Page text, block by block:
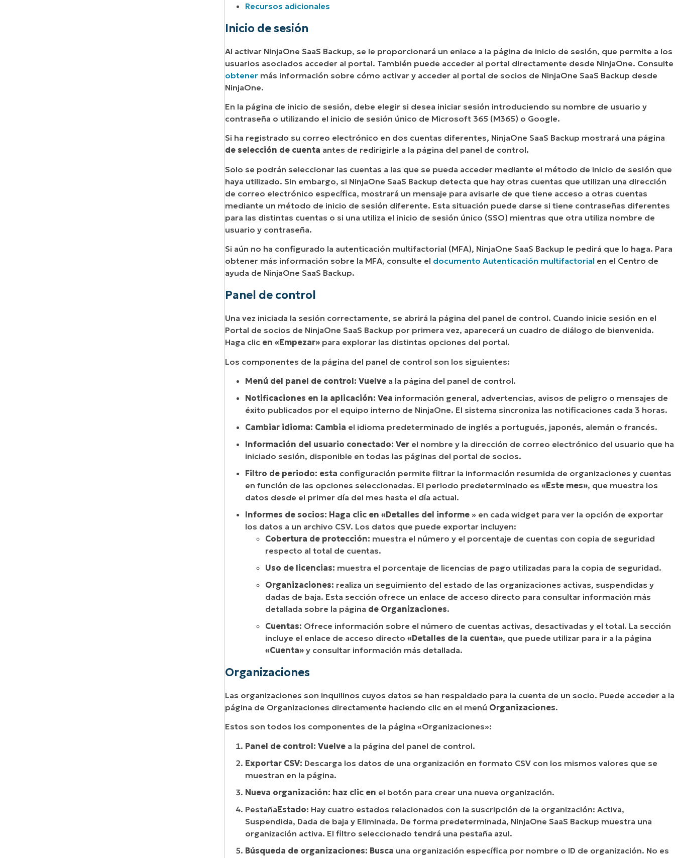
Recursos adicionales
Inicio de sesión
Al activar NinjaOne SaaS Backup, se le proporcionará un enlace a la página de inicio de sesión, que permite a los
usuarios asociados acceder al portal. También puede acceder al portal directamente desde NinjaOne. Consulte
obtener más información sobre cómo activar y acceder al portal de socios de NinjaOne SaaS Backup desde
NinjaOne.
En la página de inicio de sesión, debe elegir si desea iniciar sesión introduciendo su nombre de usuario y
contraseña o utilizando el inicio de sesión único de Microsoft 365 (M365) o Google.
Si ha registrado su correo electrónico en dos cuentas diferentes, NinjaOne SaaS Backup mostrará una página
de selección de cuenta antes de redirigirle a la página del panel de control.
Solo se podrán seleccionar las cuentas a las que se pueda acceder mediante el método de inicio de sesión que
haya utilizado. Sin embargo, si NinjaOne SaaS Backup detecta que hay otras cuentas que utilizan una dirección
de correo electrónico específica, mostrará un mensaje para avisarle de que tiene acceso a otras cuentas
mediante un método de inicio de sesión diferente. Esta situación puede darse si tiene contraseñas diferentes
para las distintas cuentas o si una utiliza el inicio de sesión único (SSO) mientras que otra utiliza nombre de
usuario y contraseña.
Si aún no ha configurado la autenticación multifactorial (MFA), NinjaOne SaaS Backup le pedirá que lo haga. Para
obtener más información sobre la MFA, consulte el documento Autenticación multifactorial en el Centro de
ayuda de NinjaOne SaaS Backup.
Panel de control
Una vez iniciada la sesión correctamente, se abrirá la página del panel de control. Cuando inicie sesión en el
Portal de socios de NinjaOne SaaS Backup por primera vez, aparecerá un cuadro de diálogo de bienvenida.
Haga clic en «Empezar» para explorar las distintas opciones del portal.
Los componentes de la página del panel de control son los siguientes:
Menú del panel de control: Vuelve a la página del panel de control.
Notificaciones en la aplicación: Vea información general, advertencias, avisos de peligro o mensajes de
éxito publicados por el equipo interno de NinjaOne. El sistema sincroniza las notificaciones cada 3 horas.
Cambiar idioma: Cambia el idioma predeterminado de inglés a portugués, japonés, alemán o francés.
Información del usuario conectado: Ver el nombre y la dirección de correo electrónico del usuario que ha
iniciado sesión, disponible en todas las páginas del portal de socios.
Filtro de periodo: esta configuración permite filtrar la información resumida de organizaciones y cuentas
en función de las opciones seleccionadas. El periodo predeterminado es «Este mes», que muestra los
datos desde el primer día del mes hasta el día actual.
Informes de socios: Haga clic en «Detalles del informe » en cada widget para ver la opción de exportar
los datos a un archivo CSV. Los datos que puede exportar incluyen:
Cobertura de protección: muestra el número y el porcentaje de cuentas con copia de seguridad
respecto al total de cuentas.
Uso de licencias: muestra el porcentaje de licencias de pago utilizadas para la copia de seguridad.
Organizaciones: realiza un seguimiento del estado de las organizaciones activas, suspendidas y
dadas de baja. Esta sección ofrece un enlace de acceso directo para consultar información más
detallada sobre la página de Organizaciones.
Cuentas: Ofrece información sobre el número de cuentas activas, desactivadas y el total. La sección
incluye el enlace de acceso directo «Detalles de la cuenta», que puede utilizar para ir a la página
«Cuenta» y consultar información más detallada.
Organizaciones
Las organizaciones son inquilinos cuyos datos se han respaldado para la cuenta de un socio. Puede acceder a la
página de Organizaciones directamente haciendo clic en el menú Organizaciones.
Estos son todos los componentes de la página «Organizaciones»:
Panel de control: Vuelve a la página del panel de control.
Exportar CSV: Descarga los datos de una organización en formato CSV con los mismos valores que se
muestran en la página.
Nueva organización: haz clic en el botón para crear una nueva organización.
PestañaEstado: Hay cuatro estados relacionados con la suscripción de la organización: Activa,
Suspendida, Dada de baja y Eliminada. De forma predeterminada, NinjaOne SaaS Backup muestra una
organización activa. El filtro seleccionado tendrá una pestaña azul.
Búsqueda de organizaciones: Busca una organización específica por nombre o ID de organización. No es